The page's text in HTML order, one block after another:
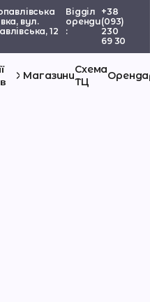
вул.
12
Відділ
оренди
:
+38
(093)
230
69 30
МагазиниСхема
ТЦ